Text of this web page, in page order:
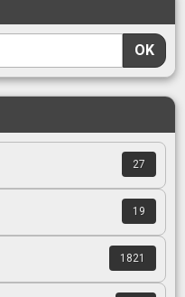
OK
27
19
1821